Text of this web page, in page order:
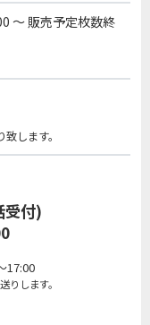
～ 販売予定枚数終
します。
受付)
17:00
りします。